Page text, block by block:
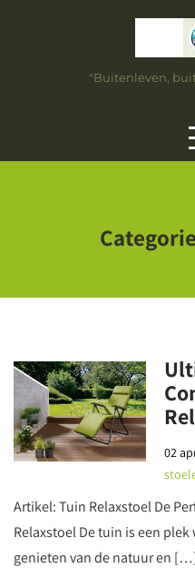
"Buitenleven,
02
Artikel: Tuin Relaxstoel De
Relaxstoel De tuin is een
genieten van de natuur en